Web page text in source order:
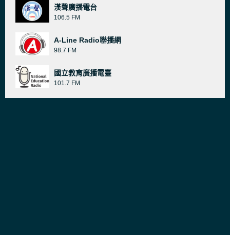
漢聲廣播電台
106.5 FM
A-Line Radio聯播網
98.7 FM
國立教育廣播電臺
101.7 FM